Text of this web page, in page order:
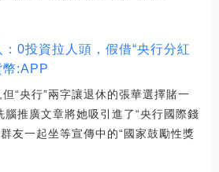
0投資拉人頭，假借“央行分紅
幣:APP
“央行”兩字讓退休的張華選擇賭一
推廣文章將她吸引進了“央行國際錢
友一起坐等宣傳中的“國家鼓勵性獎